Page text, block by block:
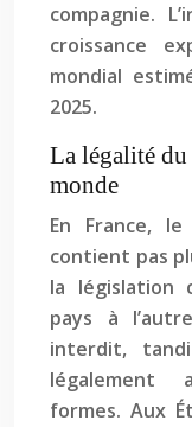
compagnie.
croissance
mondial
2025.
La légalité du
monde
En France,
contient pas
la législation
pays à
interdit,
légalement
formes. Aux